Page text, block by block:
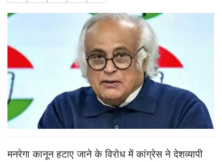
मनरेगा कानून हटाए जाने के विरोध में कांग्रेस ने देशव्यापी